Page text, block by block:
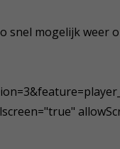
snel mogelijk weer